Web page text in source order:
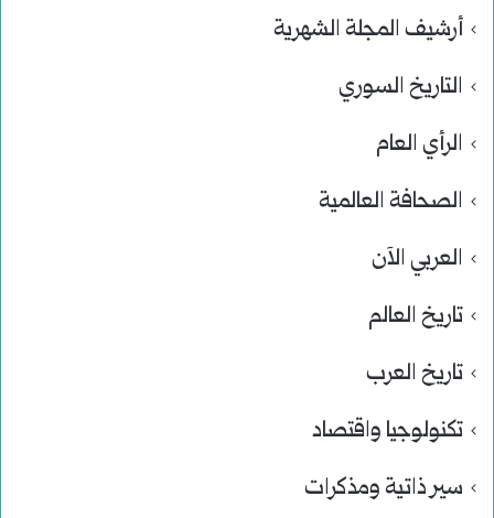
أرشيف المجلة الشهرية
التاريخ السوري
الرأي العام
الصحافة العالمية
العربي الآن
تاريخ العالم
تاريخ العرب
تكنولوجيا واقتصاد
سير ذاتية ومذكرات